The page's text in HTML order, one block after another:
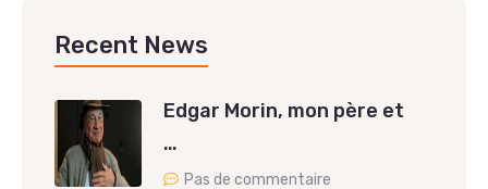
Recent News
Edgar Morin, mon père et
…
Pas de commentaire